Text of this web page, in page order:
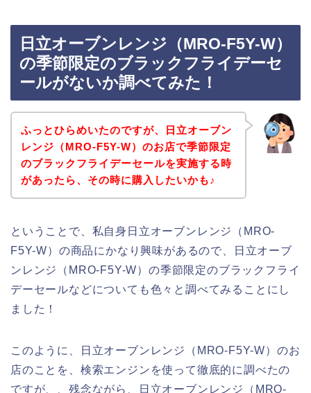
日立オーブンレンジ（MRO-F5Y-W）
の季節限定のブラックフライデーセ
ールがないか調べてみた！
ふっとひらめいたのですが、日立オーブン
レンジ（MRO-F5Y-W）のお店で季節限定
のブラックフライデーセールを実施する時
があったら、その時に購入したいかも♪
ということで、私自身日立オーブンレンジ（MRO-
F5Y-W）の商品にかなり興味があるので、日立オーブ
ンレンジ（MRO-F5Y-W）の季節限定のブラックフライ
デーセールなどについても色々と調べてみることにし
ました！
このように、日立オーブンレンジ（MRO-F5Y-W）のお
店のことを、検索エンジンを使って徹底的に調べたの
ですが、、残念ながら、日立オーブンレンジ（MRO-